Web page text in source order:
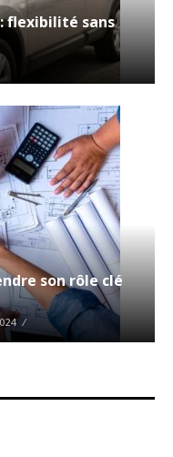
flexibilité sans
son rôle clé